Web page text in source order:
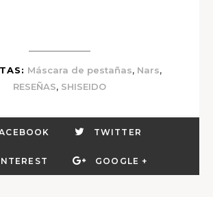
Máscara de pestañas, Nars,
RESEÑAS, SHISEIDO
TWITTER
GOOGLE +